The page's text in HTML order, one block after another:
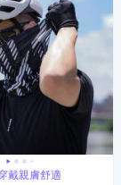
戴親膚舒適